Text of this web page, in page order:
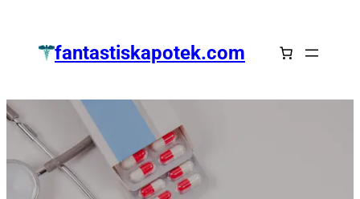
springenfantastiskapotek.com